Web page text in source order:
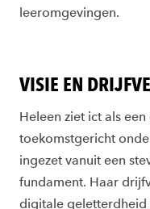
leeromgevingen.
VISIE EN
Heleen ziet ict als
toekomstgericht
ingezet vanuit een
fundament. Haar
digitale geletterdheid